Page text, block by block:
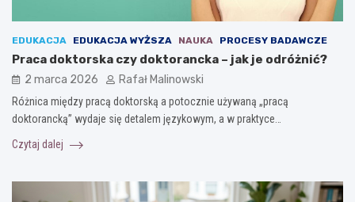
EDUKACJA EDUKACJA WYŻSZA NAUKA PROCESY BADAWCZE
Praca doktorska czy doktorancka – jak je odróżnić?
2 marca 2026 Rafał Malinowski
Różnica między pracą doktorską a potocznie używaną „pracą
doktorancką” wydaje się detalem językowym, a w praktyce…
Czytaj dalej